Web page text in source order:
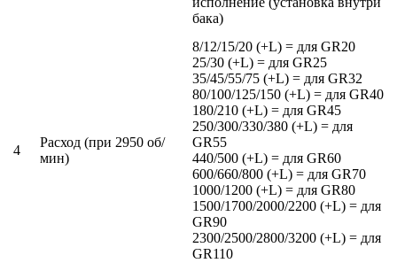
бака)
4
Расход (при 2950 об/
мин)
8/12/15/20 (+L) = для GR20
25/30 (+L) = для GR25
35/45/55/75 (+L) = для GR32
80/100/125/150 (+L) = для GR40
180/210 (+L) = для GR45
250/300/330/380 (+L) = для
GR55
440/500 (+L) = для GR60
600/660/800 (+L) = для GR70
1000/1200 (+L) = для GR80
1500/1700/2000/2200 (+L) = для
GR90
2300/2500/2800/3200 (+L) = для
GR110